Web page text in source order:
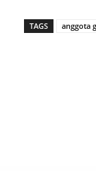
TAGS anggota